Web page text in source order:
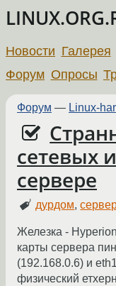
Новости Галерея
Форум Опросы
Форум — Linux-
сетевых
сервере
дурдом,
Железка -
карты сервера
(192.168.0.6) и
физический